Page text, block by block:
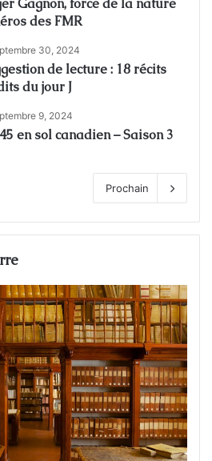
des FMR
30, 2024
de lecture : 18 récits
du jour J
9, 2024
en sol canadien – Saison 3
Prochain